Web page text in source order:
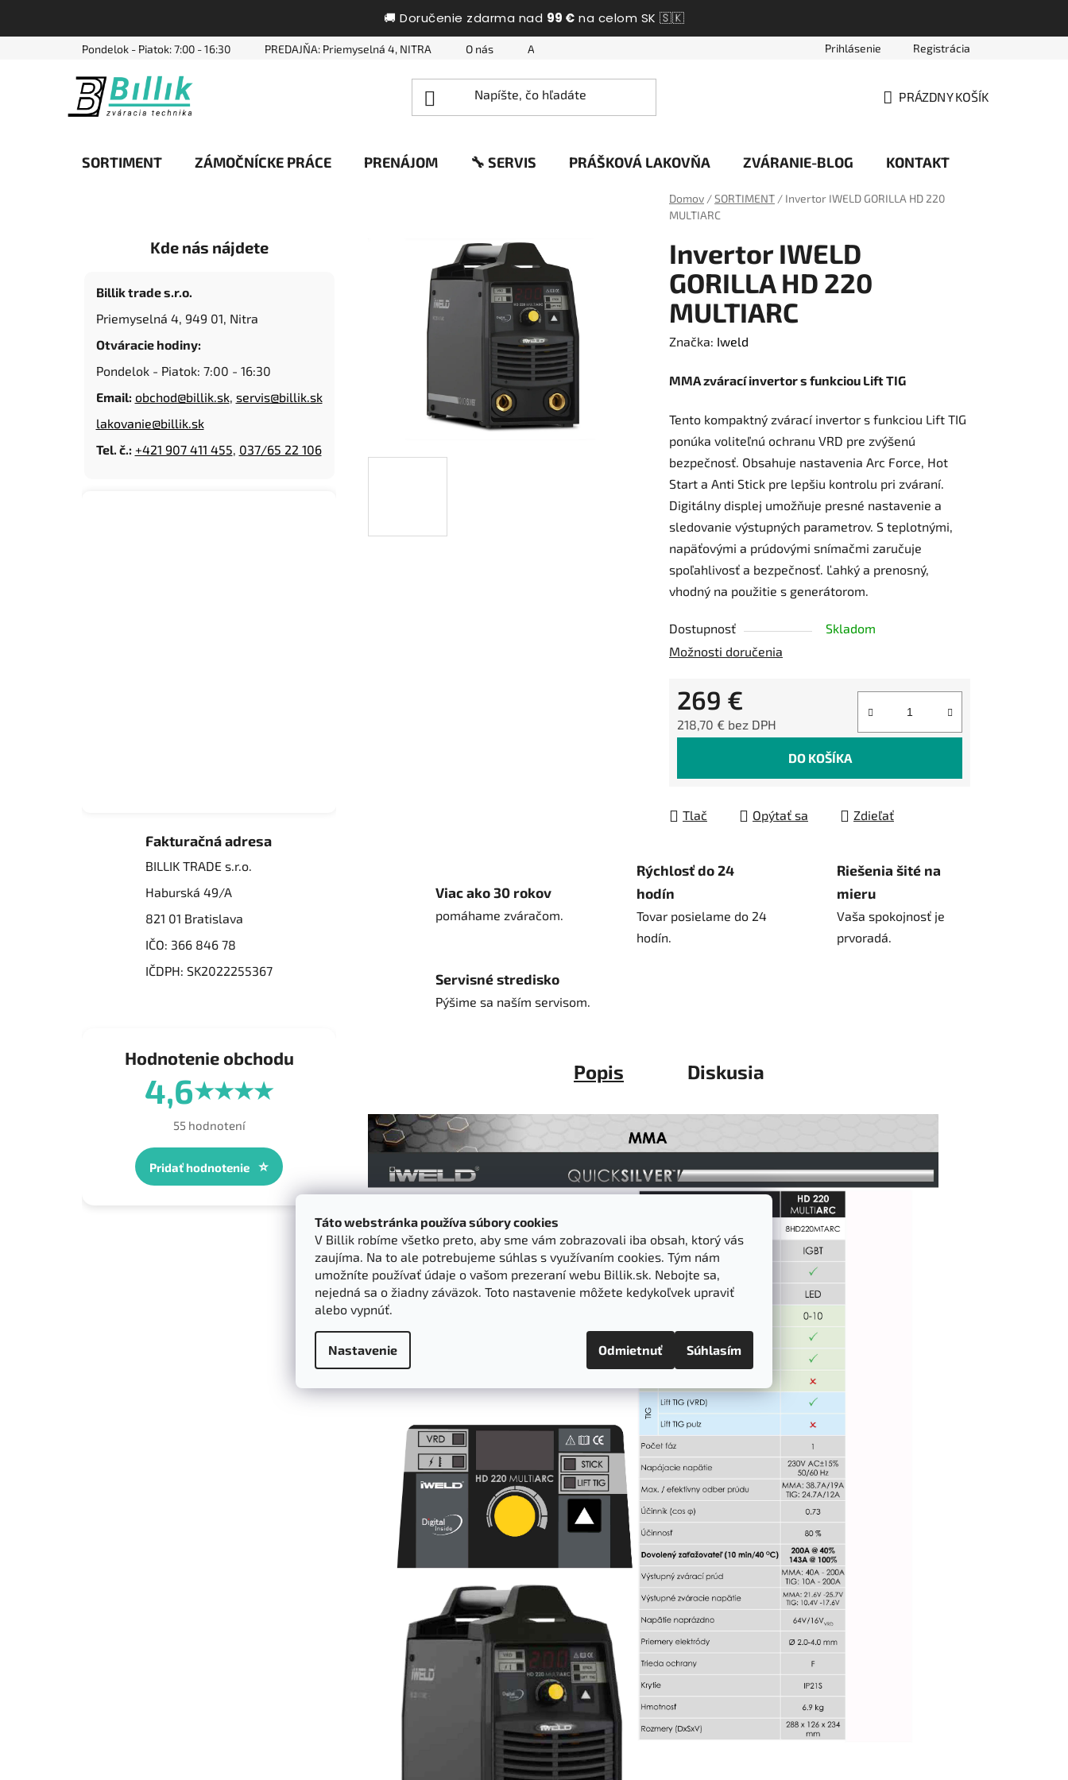
🚚 Doručenie zdarma nad 99 € na celom SK 🇸🇰
Táto webstránka používa súbory cookies
V Billik robíme všetko preto, aby sme vám zobrazovali iba obsah, ktorý vás
zaujíma. Na to ale potrebujeme súhlas s využívaním cookies. Tým nám
umožníte používať údaje o vašom prezeraní webu Billik.sk. Nebojte sa,
nejedná sa o žiadny záväzok. Toto nastavenie môžete kedykoľvek upraviť
alebo vypnúť.
Nastavenie Odmietnuť Súhlasím
Pondelok - Piatok: 7:00 - 16:30 PREDAJŇA: Priemyselná 4, NITRA O nás Ako nakupovať Platobné podmienky Reklamačný poriadok
Prihlásenie Registrácia
PRÁZDNY KOŠÍK
SORTIMENT ZÁMOČNÍCKE PRÁCE PRENÁJOM 🔧 SERVIS PRÁŠKOVÁ LAKOVŇA ZVÁRANIE-BLOG KONTAKT
Domov /SORTIMENT / Invertor IWELD GORILLA HD 220
MULTIARC
Kde nás nájdete
Billik trade s.r.o.
Priemyselná 4, 949 01, Nitra
Otváracie hodiny:
Pondelok - Piatok: 7:00 - 16:30
Email: obchod@billik.sk, servis@billik.sk
lakovanie@billik.sk
Tel. č.: +421 907 411 455, 037/65 22 106
Fakturačná adresa
BILLIK TRADE s.r.o.
Haburská 49/A
821 01 Bratislava
IČO: 366 846 78
IČDPH: SK2022255367
Hodnotenie obchodu
4,6★★★★
55 hodnotení
Pridať hodnotenie ⭐
Invertor IWELD
GORILLA HD 220
MULTIARC
Značka: Iweld
MMA zvárací invertor s funkciou Lift TIG
Tento kompaktný zvárací invertor s funkciou Lift TIG
ponúka voliteľnú ochranu VRD pre zvýšenú
bezpečnosť. Obsahuje nastavenia Arc Force, Hot
Start a Anti Stick pre lepšiu kontrolu pri zváraní.
Digitálny displej umožňuje presné nastavenie a
sledovanie výstupných parametrov. S teplotnými,
napäťovými a prúdovými snímačmi zaručuje
spoľahlivosť a bezpečnosť. Ľahký a prenosný,
vhodný na použitie s generátorom.
Dostupnosť
Skladom
Možnosti doručenia
269 €
218,70 € bez DPH
DO KOŠÍKA
Tlač Opýtať sa Zdieľať
Viac ako 30 rokov
pomáhame zváračom.
Rýchlosť do 24
hodín
Tovar posielame do 24
hodín.
Riešenia šité na
mieru
Vaša spokojnosť je
prvoradá.
Servisné stredisko
Pýšime sa naším servisom.
Popis Diskusia